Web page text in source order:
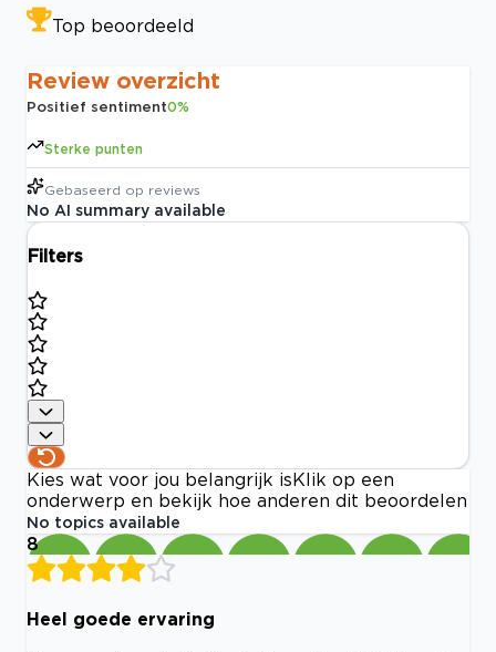
Top beoordeeld
Review overzicht
Positief sentiment0%
Sterke punten
Gebaseerd op reviews
No AI summary available
Filters
Kies wat voor jou belangrijk is Klik op een
onderwerp en bekijk hoe anderen dit beoordelen
No topics available
8
Heel goede ervaring